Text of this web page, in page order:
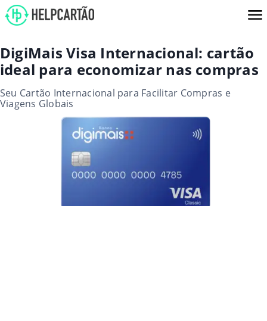
DigiMais Visa Internacional: cartão
ideal para economizar nas compras
Seu Cartão Internacional para Facilitar Compras e
Viagens Globais